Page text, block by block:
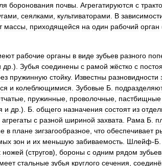
боронования почвы Агрегатируются с
сеялками культиваторами В
массы приходящейся на один рабочий орган
рабочие органы в виде зубьев разного
др .). Зубья соединены с рамой жёстко с
пружинную стойку. Известны разновидности
и колеблющимися Зубовые Б
пружинные проволочные пастбищные
и др .). Б общего назначения состоят из
агрегаты с разной шириной захвата Рама Б
в плане зигзагообразное что обеспечивает
зон и их меньшую забиваемость Шлейф-Б
ножей (стругов), бороны с одним рядом зубьев
стальные зубья круглого сечения